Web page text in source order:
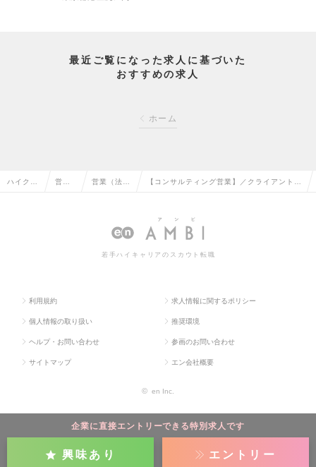
最近ご覧になった求人に基づいた
おすすめの求人
ホーム
企業に直接エントリーできる特別求人です
興味あり エントリー
ハイクラ 営業 営業（法人 【コンサルティング営業】／クライアントの
人情報
若手ハイキャリアのスカウト転職
利用規約 求人情報に関するポリシー
個人情報の取り扱い 推奨環境
ヘルプ・お問い合わせ 参画のお問い合わせ
サイトマップ エン会社概要
© en Inc.